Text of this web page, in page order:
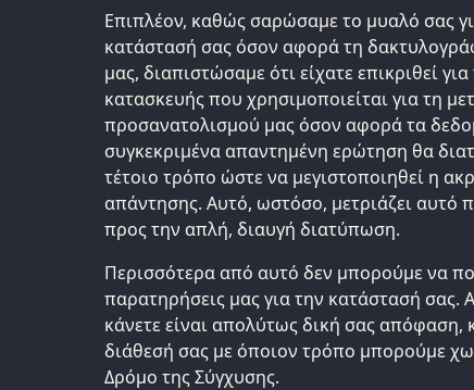
Επιπλέον, καθώς σαρώσαμε το μυαλό σας
κατάστασή σας όσον αφορά τη
μας, διαπιστώσαμε ότι είχατε επικριθεί
κατασκευής που χρησιμοποιείται για τη
προσανατολισμού μας όσον αφορά τα
συγκεκριμένα απαντημένη ερώτηση θα
τέτοιο τρόπο ώστε να μεγιστοποιηθεί η
απάντησης. Αυτό, ωστόσο, μετριάζει αυτό
προς την απλή, διαυγή διατύπωση.
Περισσότερα από αυτό δεν μπορούμε να
παρατηρήσεις μας για την κατάστασή σας.
κάνετε είναι απολύτως δική σας απόφαση,
διάθεσή σας με όποιον τρόπο μπορούμε
Δρόμο της Σύγχυσης.